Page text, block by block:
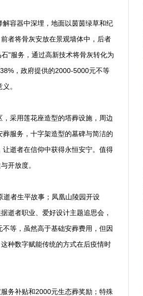
容器中深埋，地面以茵茵绿草和纪
者将骨灰安放在景观墙体中，后者
"服务，通过高新技术将骨灰转化为
，政府提供的2000-5000元不等
。
，采用莲花座造型的塔葬设施，周边
服务，十字架造型的墓碑与简洁的
逝者在信仰中获得永恒安宁。值得
开放度。
者生平故事；凤凰山陵园开设
逝者职业、爱好设计主题追思会，
等，虽然高于基础安葬费用，但因
种数字赋能传统的方式在后疫情时
务补贴和2000元生态葬奖励；特殊